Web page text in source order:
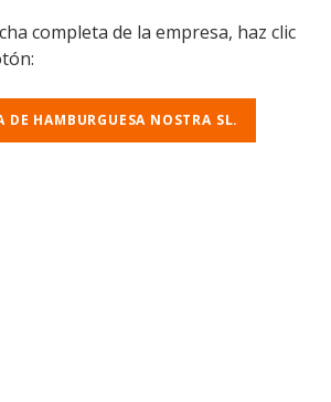
completa de la empresa, haz clic
DE HAMBURGUESA NOSTRA SL.